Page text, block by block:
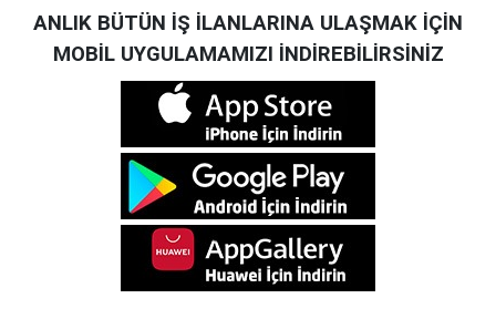
ANLIK BÜTÜN İŞ İLANLARINA ULAŞMAK İÇİN
MOBİL UYGULAMAMIZI İNDİREBİLİRSİNİZ